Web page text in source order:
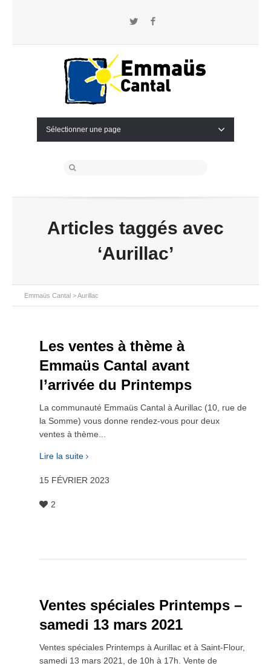
Twitter
Sélectionner une page
Articles taggés avec
‘Aurillac’
Emmaüs Cantal >Aurillac
Les ventes à thème à
Emmaüs Cantal avant
l’arrivée du Printemps
La communauté Emmaüs Cantal à Aurillac (10, rue de
la Somme) vous donne rendez-vous pour deux
ventes à thème...
Lire la suite
15 FÉVRIER 2023
2
Ventes spéciales Printemps –
samedi 13 mars 2021
Ventes spéciales Printemps à Aurillac et à Saint-Flour,
samedi 13 mars 2021, de 10h à 17h. Vente de